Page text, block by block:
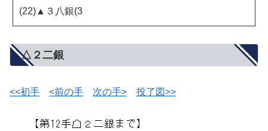
(22)▲３八銀(3
△２二銀
<<初手 <前の手 次の手> 投了図>>